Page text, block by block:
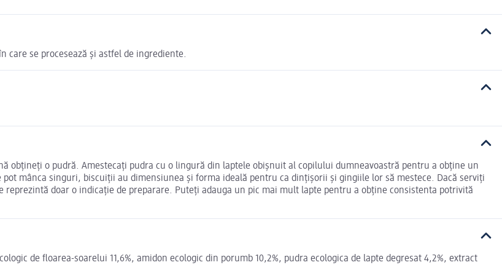
care se procesează și astfel de ingrediente.
obțineți o pudră. Amestecați pudra cu o lingură din laptele obișnuit al copilului dumneavoastră pentru a obține un
mânca singuri, biscuiții au dimensiunea și forma ideală pentru ca dințișorii și gingiile lor să mestece. Dacă serviți
doar o indicație de preparare. Puteți adauga un pic mai mult lapte pentru a obține consistenta potrivită
de floarea-soarelui 11,6%, amidon ecologic din porumb 10,2%, pudra ecologica de lapte degresat 4,2%, extract